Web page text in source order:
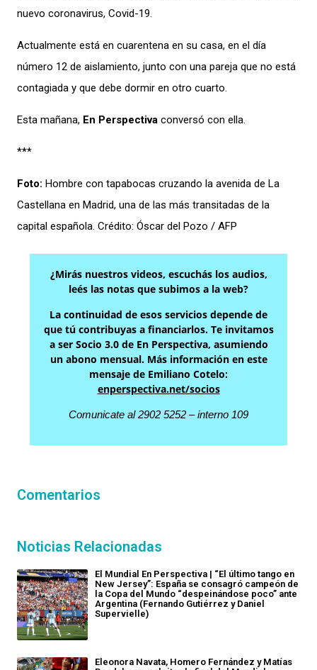
nuevo coronavirus, Covid-19.
Actualmente está en cuarentena en su casa, en el día
número 12 de aislamiento, junto con una pareja que no está
contagiada y que debe dormir en otro cuarto.
Esta mañana, En Perspectiva conversó con ella.
***
Foto: Hombre con tapabocas cruzando la avenida de La
Castellana en Madrid, una de las más transitadas de la
capital española. Crédito: Óscar del Pozo / AFP
¿Mirás nuestros videos, escuchás los audios,
leés las notas que subimos a la web?
La continuidad de esos servicios depende de
que tú contribuyas a financiarlos. Te invitamos
a ser Socio 3.0 de En Perspectiva, asumiendo
un abono mensual. Más información en este
mensaje de Emiliano Cotelo:
enperspectiva.net/socios
Comunicate al 2902 5252 – interno 109
Comentarios
Noticias Relacionadas
El Mundial En Perspectiva | “El último tango en
New Jersey”: España se consagró campeón de
la Copa del Mundo “despeinándose poco” ante
Argentina (Fernando Gutiérrez y Daniel
Supervielle)
Eleonora Navata, Homero Fernández y Matías